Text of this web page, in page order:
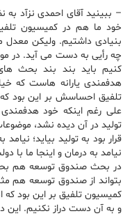
– ببینید آقای احمدی نزآد
خود ما هم در کمیسیون
بنیادی داشتیم. ولیکن
چه رأیی به دست می آید. در
کنیم باید بند بند بحث
هدفمندی یارانه هاست
تلفیق احساسش بر این بود که
علی رغم اینکه خود
نیامد به درمان و اینجا ما
در بحث صندوق توسعه هم
بتواند از صندوق توسعه هم
کمیسیون تلفیق بر این بود که
و به آن دست دراز نکنیم. این